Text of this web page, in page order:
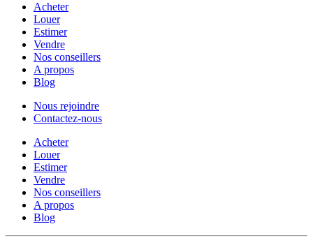
Acheter
Louer
Estimer
Vendre
Nos conseillers
A propos
Blog
Nous rejoindre
Contactez-nous
Acheter
Louer
Estimer
Vendre
Nos conseillers
A propos
Blog